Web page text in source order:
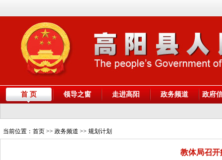
首 页 领导之窗 走进高阳 政务频道 政府
当前位置： 首页 >> 政务频道 >> 规划计划
教体局召